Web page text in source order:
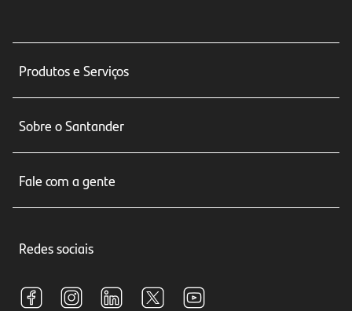
Produtos e Serviços
Seguros
Crédito e Financiamentos
Investimentos
Sobre o Santander
Relações com Investidores
Fale com a gente
Central de Renegociação
S.A.C
Redes sociais